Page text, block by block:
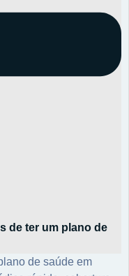
de ter um plano de
de saúde em